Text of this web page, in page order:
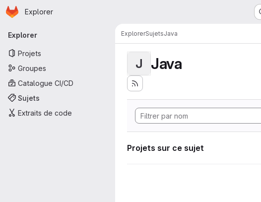
Passer au contenu principal
Page d'accueil
Explorer
Navigation principale
Explorer
Projets
Groupes
Catalogue CI/CD
Sujets
Extraits de code
ExplorerSujetsJava
J Java
Projets sur ce sujet